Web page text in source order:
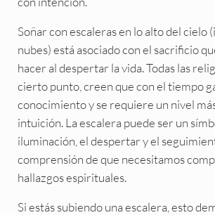
Soñar con escaleras en lo alto del cielo
nubes) está asociado con el sacrificio
hacer al despertar la vida. Todas las
cierto punto, creen que con el tiempo
conocimiento y se requiere un nivel
intuición. La escalera puede ser un
iluminación, el despertar y el
comprensión de que necesitamos
hallazgos espirituales.
Si estás subiendo una escalera, esto